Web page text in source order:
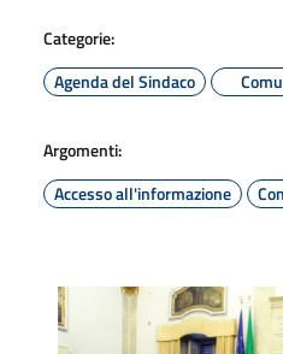
Categorie:
Agenda del Sindaco
Argomenti:
Accesso all'informazione